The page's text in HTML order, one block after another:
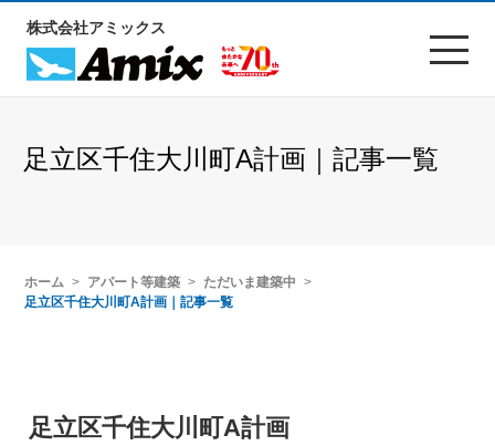
株式会社アミックス
足立区千住大川町A計画｜記事一覧
ホーム アパート等建築
ただいま建築中
足立区千住大川町A計画｜記事一覧
足立区千住大川町A計画